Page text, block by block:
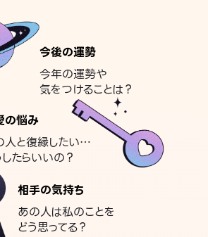
今後の運勢
今年の運勢や
気をつけることは？
の悩み
人と復縁したい…
たらいいの？
相手の気持ち
あの人は私のことを
どう思ってる？